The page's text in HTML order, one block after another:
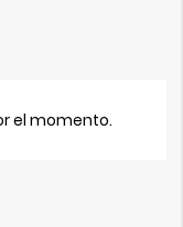
el momento.